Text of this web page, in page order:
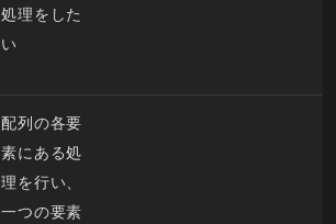
処理をした
い
配列の各要
素にある処
理を行い、
一つの要素